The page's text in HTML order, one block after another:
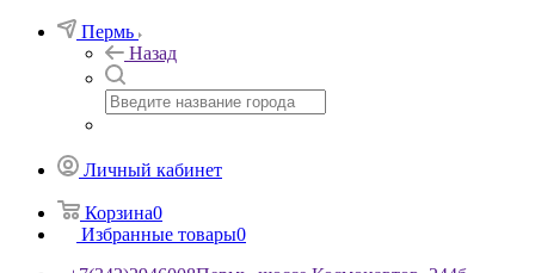
Пермь
Назад
Личный кабинет
Корзина0
Избранные товары0